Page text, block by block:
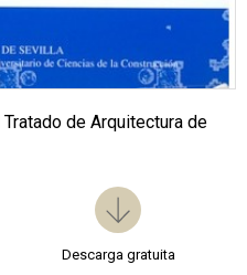
de Arquitectura de
Descarga gratuita